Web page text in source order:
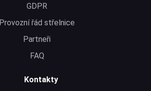
GDPR
Provozní řád střelnice
Partneři
FAQ
Kontakty